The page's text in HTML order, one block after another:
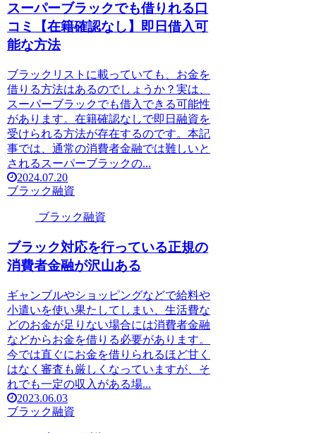
スーパーブラックでも借りれる口
コミ【在籍確認なし】即日借入可
能な方法
ブラックリストに載っていても、お金を
借りる方法はあるのでしょうか？実は、
スーパーブラックでも借入できる可能性
があります。在籍確認なしで即日融資を
受けられる方法が存在するのです。本記
事では、通常の消費者金融では難しいと
されるスーパーブラックの...
2024.07.20
ブラック融資
ブラック融資
ブラック対応を行っている正規の
消費者金融が沢山ある
ギャンブルやショッピングなどで給料や
小遣いを使い果たしてしまい、生活費な
どのお金が足りない場合には消費者金融
などからお金を借りる必要があります。
今では直ぐにお金を借りられるほど甘く
はなく審査も厳しくなっていますが、そ
れでも一定の収入がある場...
2023.06.03
ブラック融資